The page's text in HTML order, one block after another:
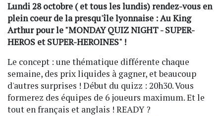
Lundi 28 octobre ( et tous les lundis) rendez-vous en
plein coeur de la presqu'île lyonnaise : Au King
Arthur pour le "MONDAY QUIZ NIGHT - SUPER-
HEROS et SUPER-HEROINES" !
Le concept : une thématique différente chaque
semaine, des prix liquides à gagner, et beaucoup
d'autres surprises ! Début du quizz : 20h30. Vous
formerez des équipes de 6 joueurs maximum. Et le
tout en français et anglais ! READY ?